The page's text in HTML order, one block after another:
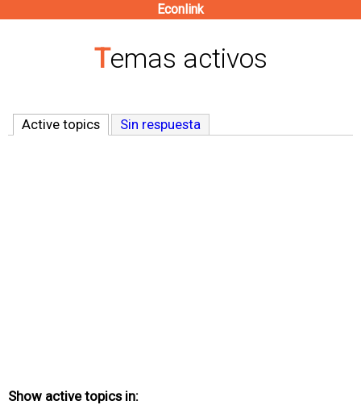
contenido
Econlink
Temas activos
Active topics (solapa activa)
Sin respuesta
Show active topics in: